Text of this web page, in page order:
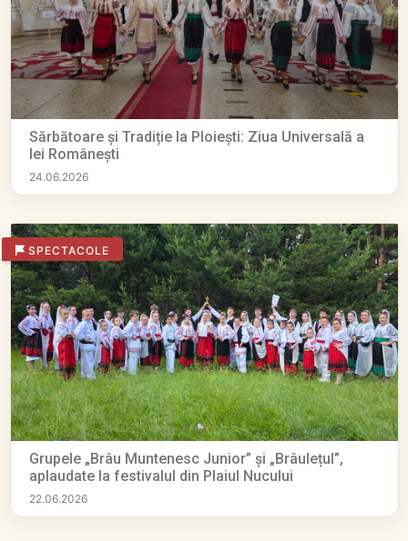
Sărbătoare și Tradiție la Ploiești: Ziua Universală a
Iei Românești
24.06.2026
SPECTACOLE
Grupele „Brâu Muntenesc Junior” și „Brâulețul”,
aplaudate la festivalul din Plaiul Nucului
22.06.2026